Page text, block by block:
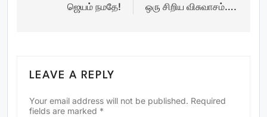
navigationஜெயம் நமதே!
ஒரு சிறிய விசுவாசம்….
LEAVE A REPLY
Your email address will not be published. Required
fields are marked *